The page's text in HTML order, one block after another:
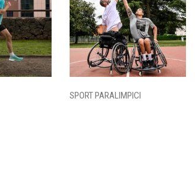
SPORT PARALIMPICI